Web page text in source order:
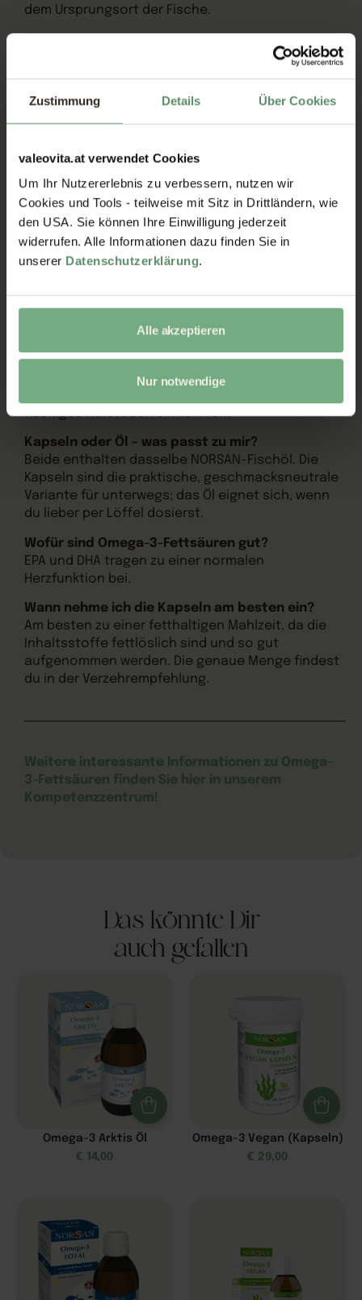
Zustimmung Details Über Cookies
valeovita.at verwendet Cookies
Um Ihr Nutzererlebnis zu verbessern, nutzen wir
Cookies und Tools - teilweise mit Sitz in Drittländern, wie
den USA. Sie können Ihre Einwilligung jederzeit
widerrufen. Alle Informationen dazu finden Sie in
unserer Datenschutzerklärung.
Alle akzeptieren
Nur notwendige
dem Ursprungsort der Fische.
Häufige Fragen zu Omega-3 Total Kapseln
Was macht das NORSAN-Fischöl besonders?
aus nachhaltigem Wildfang von Kleinfischen wie
Sardinen, Makrelen und Anchovis, gewonnen
direkt aus dem Fischfleisch statt aus der Leber. Es
enthält über 50 natürliche Fettsäuren.
Wie sauber ist das Öl?
Das Fischöl wird von Schadstoffen,
strengen norwegischen Vorschriften kontrolliert.
Der Wildfang ist mit „Friends of the Sea“ zertifiziert.
Muss ich mit fischigem Aufstoßen rechnen?
Nein – durch die besonders schonende
Verarbeitung und die hohe Frische sind die
fischiges Aufstoßen einnehmen.
Kapseln oder Öl – was passt zu mir?
Beide enthalten dasselbe NORSAN-Fischöl. Die
Kapseln sind die praktische, geschmacksneutrale
Variante für unterwegs; das Öl eignet sich, wenn
du lieber per Löffel dosierst.
Wofür sind Omega-3-Fettsäuren gut?
EPA und DHA tragen zu einer normalen
Herzfunktion bei.
Wann nehme ich die Kapseln am besten ein?
Am besten zu einer fetthaltigen Mahlzeit, da die
Inhaltsstoffe fettlöslich sind und so gut
aufgenommen werden. Die genaue Menge findest
du in der Verzehrempfehlung.
Weitere interessante Informationen zu Omega-
3-Fettsäuren finden Sie hier in unserem
Kompetenzzentrum!
Das könnte Dir
auch gefallen
Omega-3 Arktis Öl
€ 14,00
Omega-3 Vegan (Kapseln)
€ 29,00